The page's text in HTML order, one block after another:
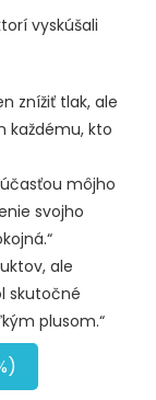
vyskúšali
znížiť tlak, ale
každému, kto
môjho
svojho
ale
skutočné
plusom.“